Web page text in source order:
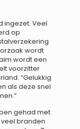
ingezet. Veel
op
wordt
wordt een
voorzitter
“Gelukkig
als deze snel
gehad met
branden